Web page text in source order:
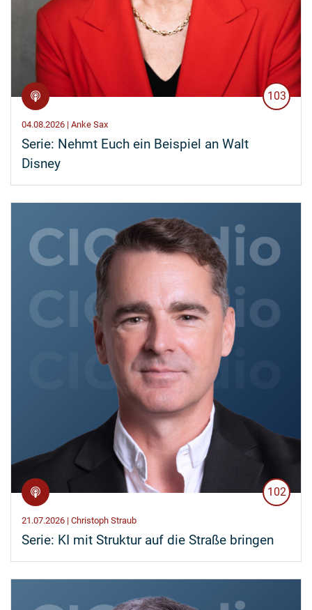
103
04.08.2026 | Anke Sax
Serie: Nehmt Euch ein Beispiel an Walt
Disney
102
21.07.2026 | Christoph Straub
Serie: KI mit Struktur auf die Straße bringen